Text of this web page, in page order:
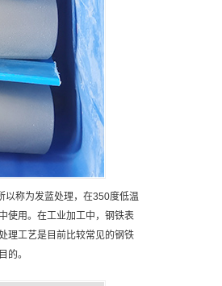
称为发蓝处理，在350度低温
使用。在工业加工中，钢铁表
理工艺是目前比较常见的钢铁
的。